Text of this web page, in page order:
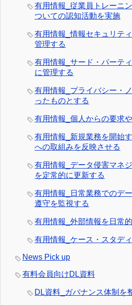
有用情報_従業員トレーニ
ついての認知活動を実施
有用情報_情報セキュリテ
管理する
有用情報_サード・パーテ
に管理する
有用情報_プライバシー・
ったものとする
有用情報_個人からの要求
有用情報_新規業務を開始
への取組みを反映させる
有用情報_データ侵害マネ
を定常的に更新する
有用情報_日常業務でのデ
遵守を監視する
有用情報_外部情報を日常
有用情報_ケース・スタデ
News Pick up
有料会員向けDL資料
DL資料_ガバナンス体制を